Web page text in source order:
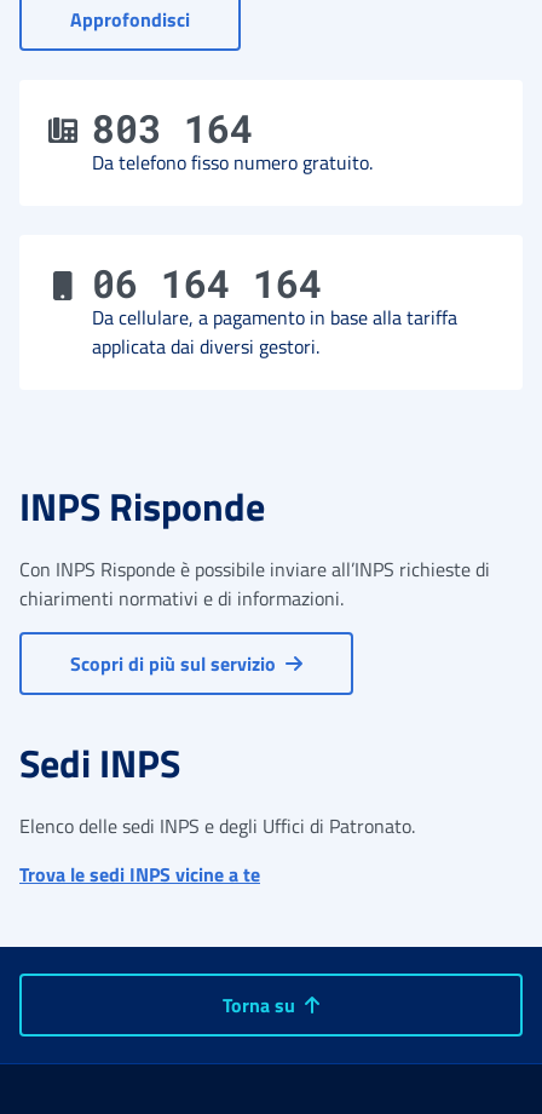
Approfondisci- Vai a Contact Center
803 164
Da telefono fisso numero gratuito.
06 164 164
Da cellulare, a pagamento in base alla tariffa
applicata dai diversi gestori.
INPS Risponde
Con INPS Risponde è possibile inviare all’INPS richieste di
chiarimenti normativi e di informazioni.
Scopri di più sul servizio
Sedi INPS
Elenco delle sedi INPS e degli Uffici di Patronato.
Trova le sedi INPS vicine a te
Torna su